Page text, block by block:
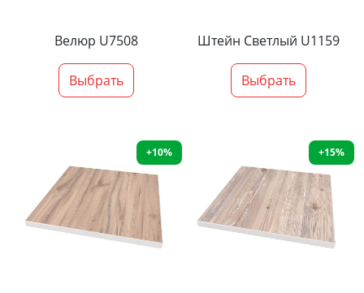
Велюр U7508
Выбрать
Штейн Светлый U1159
Выбрать
+10% +15%